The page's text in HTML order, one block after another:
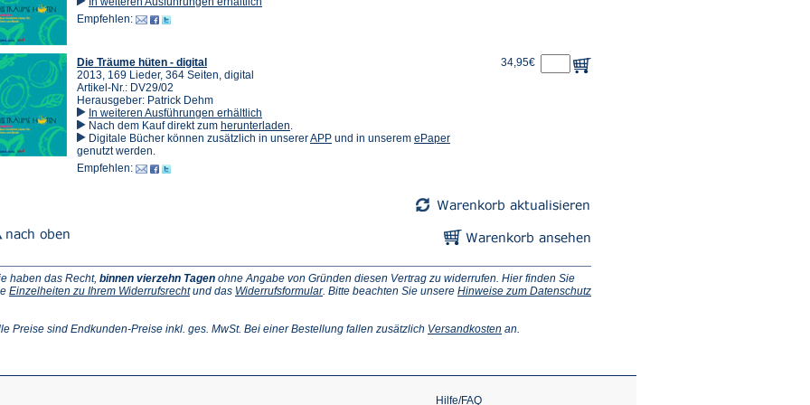
Empfehlen:
Die Träume hüten - digital
2013, 169 Lieder, 364 Seiten, digital
Artikel-Nr.: DV29/02
Herausgeber: Patrick Dehm
In weiteren Ausführungen erhältlich
Nach dem Kauf direkt zum herunterladen
in
.
Digitale Bücher können zusätzlich in unsererAPP(Öffnet
und in unserem ePaper(Öffnet
genutzt werden.
Empfehlen:
34,95€
haben das Recht, binnen vierzehn Tagen ohne Angabe von Gründen diesen Vertrag zu widerrufen. Hier finden Sie
Einzelheiten zu Ihrem Widerrufsrecht(Öffnet
neuen
und das Widerrufsformular(Öffnet
neuen
. Bitte beachten Sie unsere Hinweise zum Datenschutz
Preise sind Endkunden-Preise inkl. ges. MwSt. Bei einer Bestellung fallen zusätzlich Versandkosten (Öffnet
Tab)
an.
Hilfe/FAQ